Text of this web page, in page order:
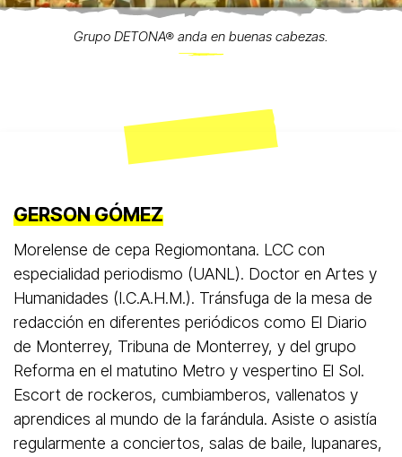
Grupo DETONA® anda en buenas cabezas.
GERSON GÓMEZ
Morelense de cepa Regiomontana. LCC con
especialidad periodismo (UANL). Doctor en Artes y
Humanidades (I.C.A.H.M.). Tránsfuga de la mesa de
redacción en diferentes periódicos como El Diario
de Monterrey, Tribuna de Monterrey, y del grupo
Reforma en el matutino Metro y vespertino El Sol.
Escort de rockeros, cumbiamberos, vallenatos y
aprendices al mundo de la farándula. Asiste o asistía
regularmente a conciertos, salas de baile, lupanares,